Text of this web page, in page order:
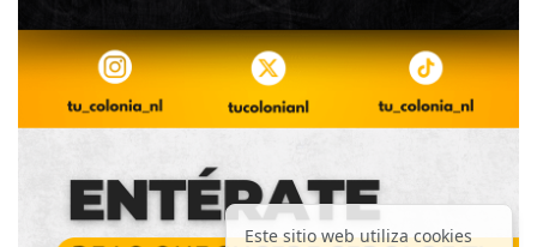
Este sitio web utiliza cookies